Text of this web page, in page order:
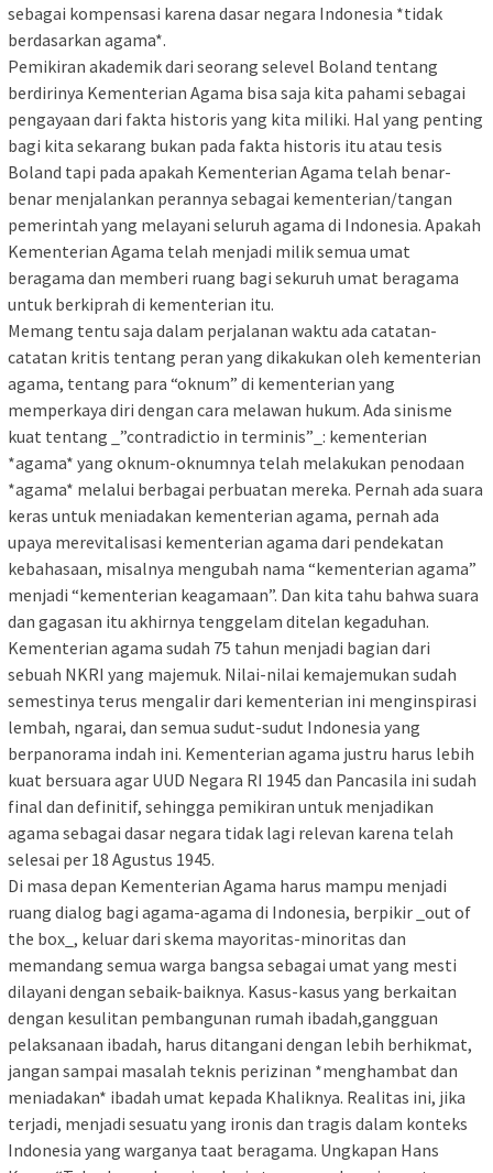
sebagai kompensasi karena dasar negara Indonesia *tidak
berdasarkan agama*.
Pemikiran akademik dari seorang selevel Boland tentang
berdirinya Kementerian Agama bisa saja kita pahami sebagai
pengayaan dari fakta historis yang kita miliki. Hal yang penting
bagi kita sekarang bukan pada fakta historis itu atau tesis
Boland tapi pada apakah Kementerian Agama telah benar-
benar menjalankan perannya sebagai kementerian/tangan
pemerintah yang melayani seluruh agama di Indonesia. Apakah
Kementerian Agama telah menjadi milik semua umat
beragama dan memberi ruang bagi sekuruh umat beragama
untuk berkiprah di kementerian itu.
Memang tentu saja dalam perjalanan waktu ada catatan-
catatan kritis tentang peran yang dikakukan oleh kementerian
agama, tentang para “oknum” di kementerian yang
memperkaya diri dengan cara melawan hukum. Ada sinisme
kuat tentang _”contradictio in terminis”_: kementerian
*agama* yang oknum-oknumnya telah melakukan penodaan
*agama* melalui berbagai perbuatan mereka. Pernah ada suara
keras untuk meniadakan kementerian agama, pernah ada
upaya merevitalisasi kementerian agama dari pendekatan
kebahasaan, misalnya mengubah nama “kementerian agama”
menjadi “kementerian keagamaan”. Dan kita tahu bahwa suara
dan gagasan itu akhirnya tenggelam ditelan kegaduhan.
Kementerian agama sudah 75 tahun menjadi bagian dari
sebuah NKRI yang majemuk. Nilai-nilai kemajemukan sudah
semestinya terus mengalir dari kementerian ini menginspirasi
lembah, ngarai, dan semua sudut-sudut Indonesia yang
berpanorama indah ini. Kementerian agama justru harus lebih
kuat bersuara agar UUD Negara RI 1945 dan Pancasila ini sudah
final dan definitif, sehingga pemikiran untuk menjadikan
agama sebagai dasar negara tidak lagi relevan karena telah
selesai per 18 Agustus 1945.
Di masa depan Kementerian Agama harus mampu menjadi
ruang dialog bagi agama-agama di Indonesia, berpikir _out of
the box_, keluar dari skema mayoritas-minoritas dan
memandang semua warga bangsa sebagai umat yang mesti
dilayani dengan sebaik-baiknya. Kasus-kasus yang berkaitan
dengan kesulitan pembangunan rumah ibadah,gangguan
pelaksanaan ibadah, harus ditangani dengan lebih berhikmat,
jangan sampai masalah teknis perizinan *menghambat dan
meniadakan* ibadah umat kepada Khaliknya. Realitas ini, jika
terjadi, menjadi sesuatu yang ironis dan tragis dalam konteks
Indonesia yang warganya taat beragama. Ungkapan Hans